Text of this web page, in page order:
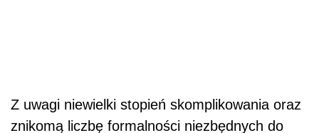
Z uwagi niewielki stopień skomplikowania oraz
znikomą liczbę formalności niezbędnych do